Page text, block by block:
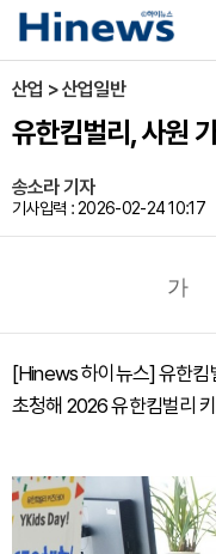
산업 > 산업일반
유한킴벌리, 사원
송소라 기자
기사입력 : 2026-02-24 10:17
가
[Hinews 하이뉴스] 유한킴
초청해 2026 유한킴벌리